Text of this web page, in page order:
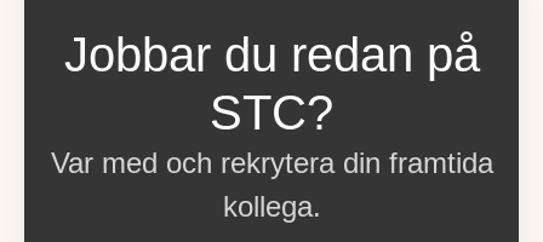
Jobbar du redan på
STC?
Var med och rekrytera din framtida
kollega.